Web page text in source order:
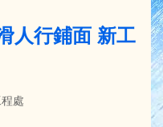
人行鋪面 新工
處